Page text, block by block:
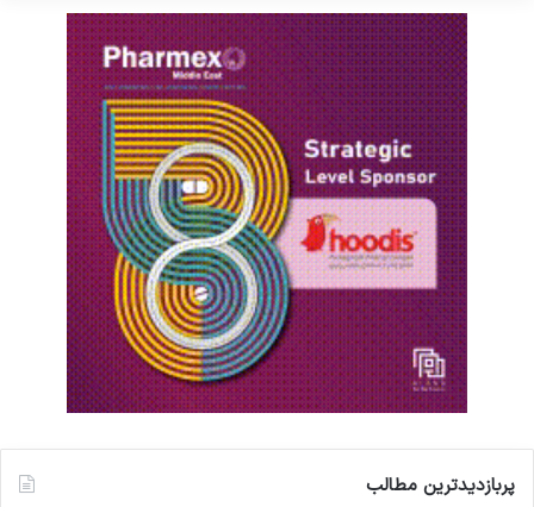
کشور
در ادامه این جلسه،محمد عبده‌زاده، رئیس
کمیسیون اقتصاد سلامت اتاق تهران با بیان اینکه
اقتصاد سلامت در حوزه‌های مختلف با مشکلات
عدیده‌ای مواجه است، گفت: بخشی از این مشکلات
به ساختار بودجه‌ای و برنامه‌ریزی سازمان‌های بیمه‌گر
و بخش دیگر به رویکرد وزارت بهداشت در حوزه
سلامت بازمی‌گردد. متاسفانه چشم‌اندازی که وجود
دارد این است که تا سال‌های آینده اقتصاد بخش
سلامت ضعیف‌تر و شکننده‌تر خواهد شد و رویکرد به
سمت کاهش سودآوری بنگاه‌ها و خدمات است.
پربازدیدترین مطالب